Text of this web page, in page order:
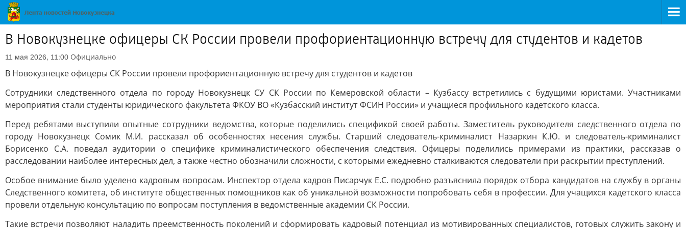
В Новокузнецке офицеры СК России провели профориентационную встречу для студентов и кадетов
11 мая 2026, 11:00 Официально
В Новокузнецке офицеры СК России провели профориентационную встречу для студентов и кадетов
Сотрудники следственного отдела по городу Новокузнецк СУ СК России по Кемеровской области – Кузбассу встретились с будущими юристами. Участниками
мероприятия стали студенты юридического факультета ФКОУ ВО «Кузбасский институт ФСИН России» и учащиеся профильного кадетского класса.
Перед ребятами выступили опытные сотрудники ведомства, которые поделились спецификой своей работы. Заместитель руководителя следственного отдела по
городу Новокузнецк Сомик М.И. рассказал об особенностях несения службы. Старший следователь-криминалист Назаркин К.Ю. и следователь-криминалист
Борисенко С.А. поведал аудитории о специфике криминалистического обеспечения следствия. Офицеры поделились примерами из практики, рассказав о
расследовании наиболее интересных дел, а также честно обозначили сложности, с которыми ежедневно сталкиваются следователи при раскрытии преступлений.
Особое внимание было уделено кадровым вопросам. Инспектор отдела кадров Писарчук Е.С. подробно разъяснила порядок отбора кандидатов на службу в органы
Следственного комитета, об институте общественных помощников как об уникальной возможности попробовать себя в профессии. Для учащихся кадетского класса
провели отдельную консультацию по вопросам поступления в ведомственные академии СК России.
Такие встречи позволяют наладить преемственность поколений и сформировать кадровый потенциал из мотивированных специалистов, готовых служить закону и